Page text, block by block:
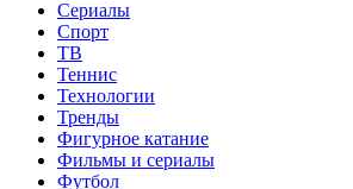
Сериалы
Спорт
ТВ
Теннис
Технологии
Тренды
Фигурное катание
Фильмы и сериалы
Футбол